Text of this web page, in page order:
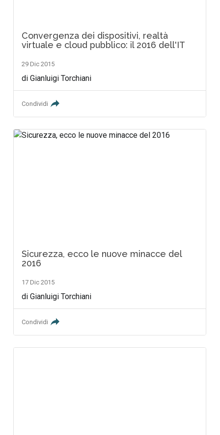
Convergenza dei dispositivi, realtà
virtuale e cloud pubblico: il 2016 dell'IT
29 Dic 2015
di Gianluigi Torchiani
Condividi
Sicurezza, ecco le nuove minacce del
2016
17 Dic 2015
di Gianluigi Torchiani
Condividi